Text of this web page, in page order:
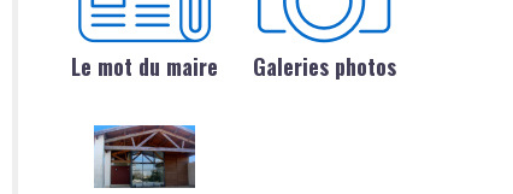
Le mot du maire Galeries photos